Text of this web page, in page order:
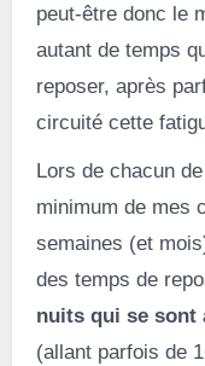
peut-être donc le
autant de temps
reposer, après
circuité cette
Lors de chacun
minimum de mes
semaines (et
des temps de
nuits qui se sont
(allant parfois de